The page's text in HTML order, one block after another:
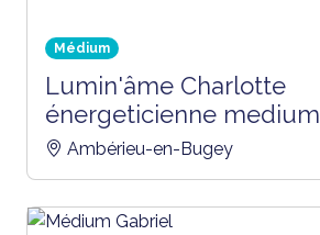
Médium
Lumin'âme Charlotte
énergeticienne medium
Ambérieu-en-Bugey